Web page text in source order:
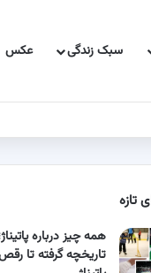
سبک زندگی عکس
تازه
همه چیز درباره
تاریخچه گرفته تا